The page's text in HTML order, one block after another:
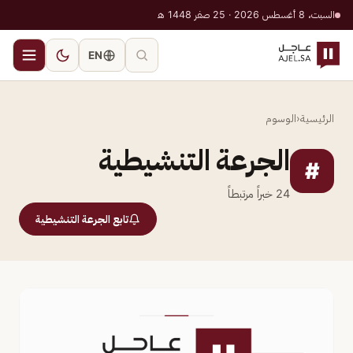
السبت، 8 أغسطس 2026 · 25 صفر 1448 هـ
EN
الرئيسية‹الوسوم
# الجرعة التنشيطية
24 خبراً مرتبطاً
تابع الجرعة التنشيطية